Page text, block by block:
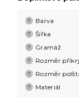
? Barva
? Šířka
? Gramáž
? Rozměr
? Rozměr
? Materiál